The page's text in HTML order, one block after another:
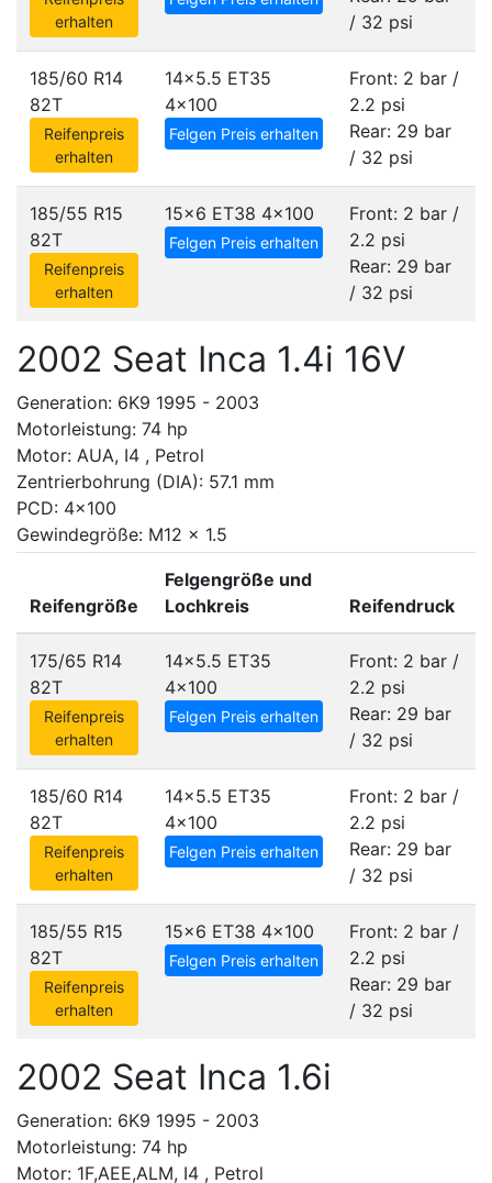
erhalten
/ 32 psi
185/60 R14
82T
Reifenpreis
erhalten
14x5.5 ET35
4x100
Felgen Preis erhalten
Front: 2 bar /
2.2 psi
Rear: 29 bar
/ 32 psi
185/55 R15
82T
Reifenpreis
erhalten
15x6 ET38 4x100
Felgen Preis erhalten
Front: 2 bar /
2.2 psi
Rear: 29 bar
/ 32 psi
2002 Seat Inca 1.4i 16V
Generation: 6K9 1995 - 2003
Motorleistung: 74 hp
Motor: AUA, I4 , Petrol
Zentrierbohrung (DIA): 57.1 mm
PCD: 4x100
Gewindegröße: M12 x 1.5
Reifengröße
Felgengröße und
Lochkreis
Reifendruck
175/65 R14
82T
Reifenpreis
erhalten
14x5.5 ET35
4x100
Felgen Preis erhalten
Front: 2 bar /
2.2 psi
Rear: 29 bar
/ 32 psi
185/60 R14
82T
Reifenpreis
erhalten
14x5.5 ET35
4x100
Felgen Preis erhalten
Front: 2 bar /
2.2 psi
Rear: 29 bar
/ 32 psi
185/55 R15
82T
Reifenpreis
erhalten
15x6 ET38 4x100
Felgen Preis erhalten
Front: 2 bar /
2.2 psi
Rear: 29 bar
/ 32 psi
2002 Seat Inca 1.6i
Generation: 6K9 1995 - 2003
Motorleistung: 74 hp
Motor: 1F,AEE,ALM, I4 , Petrol